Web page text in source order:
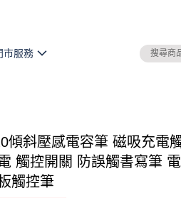
市服務
傾斜壓感電容筆 磁吸充電
觸控開關 防誤觸書寫筆
觸控筆